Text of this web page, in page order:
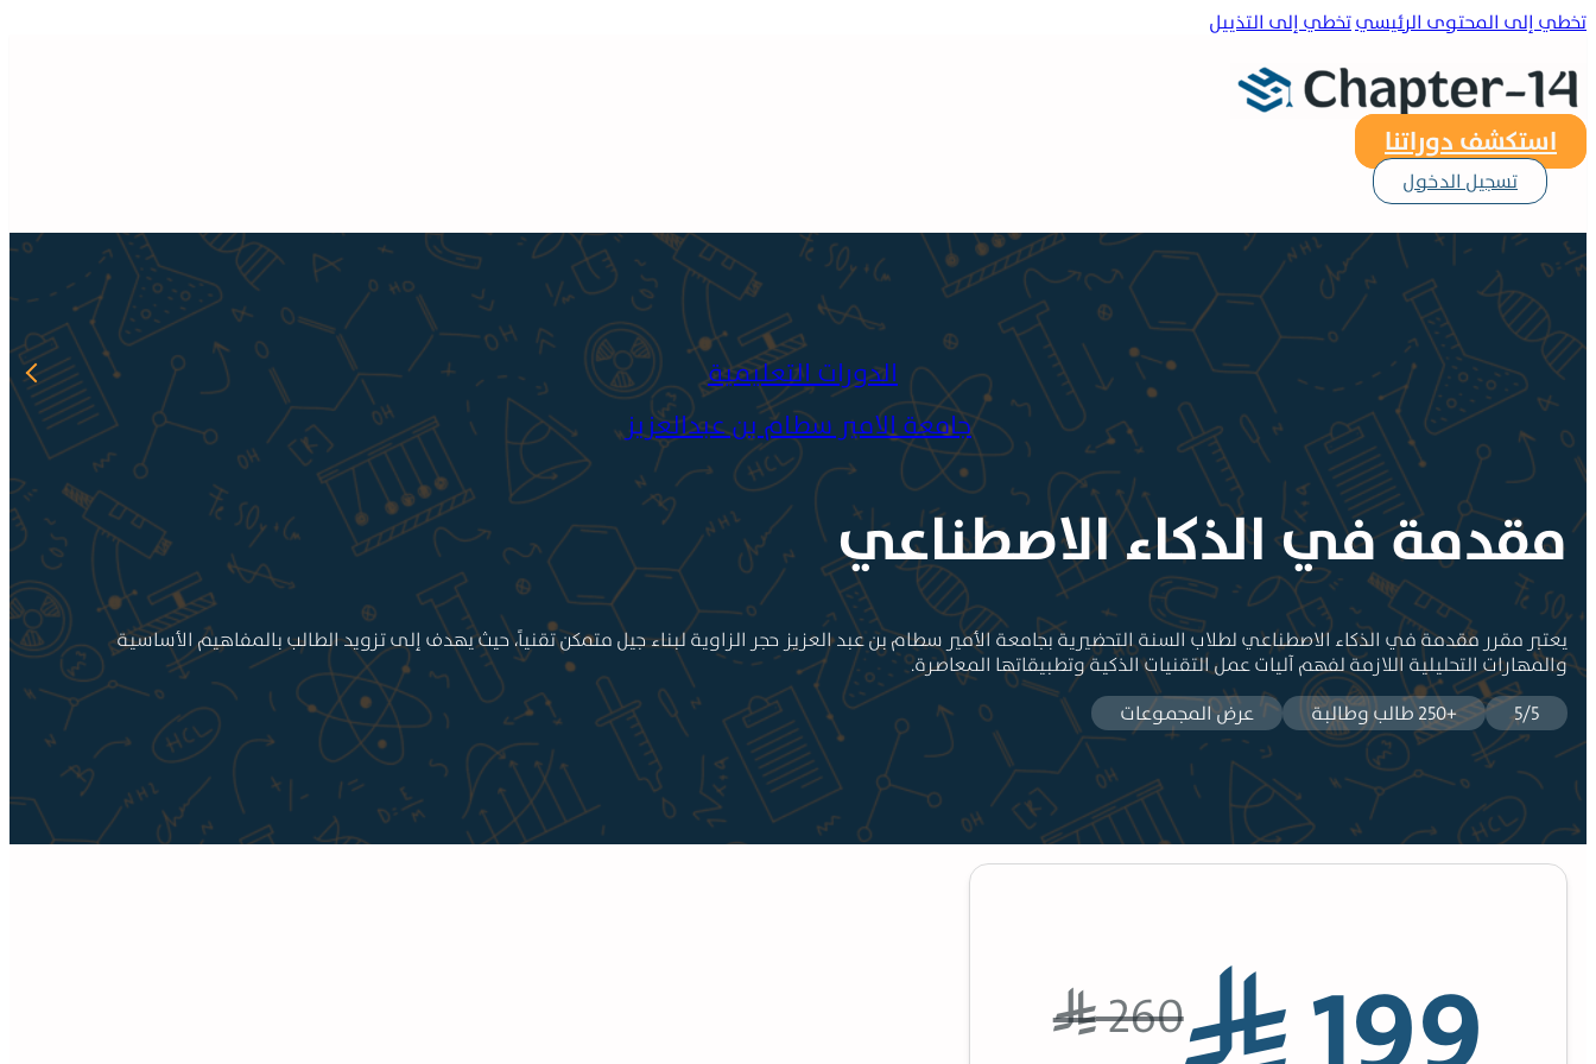
تخطي إلى المحتوى الرئيسيتخطي إلى التذييل
استكشف دوراتنا
تسجيل الدخول
الدورات التعليمية
جامعة الامير سطام بن عبدالعزيز
مقدمة في الذكاء الاصطناعي
يعتبر مقرر مقدمة في الذكاء الاصطناعي لطلاب السنة التحضيرية بجامعة الأمير سطام بن عبد العزيز حجر الزاوية لبناء جيل متمكن تقنياً، حيث يهدف إلى تزويد الطالب بالمفاهيم الأساسية
والمهارات التحليلية اللازمة لفهم آليات عمل التقنيات الذكية وتطبيقاتها المعاصرة.
5/5
+250 طالب وطالبة عرض المجموعات
⃁260⃁